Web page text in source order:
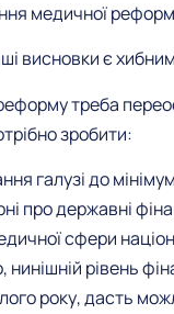
медичної
висновки є
треба
зробити:
галузі до
про державні
сфери
рівень
року, дасть